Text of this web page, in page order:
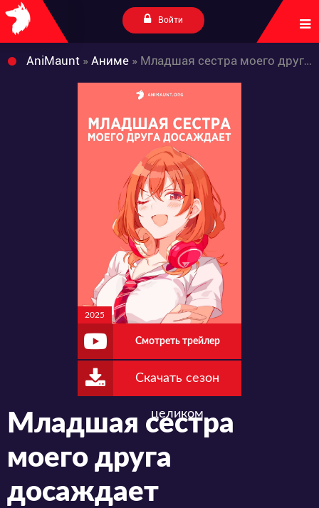
Войти
AniMaunt » Аниме » Младшая сестра моего друга досаждает
2025
Смотреть трейлер
Скачать сезон
целиком
Младшая сестра
моего друга
досаждает